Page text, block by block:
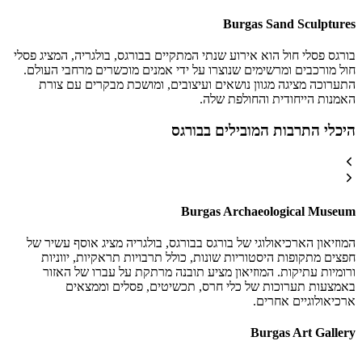
Burgas Sand Sculptures
בורגס פסלי חול הוא אירוע שנתי המתקיים בבורגס, בולגריה, המציג פסלי
חול מורכבים ומרשימים שנוצרו על ידי אמנים מוכשרים מרחבי העולם.
התערוכה מציגה מגוון נושאים ועיצובים, ומושכת מבקרים עם צורת
האמנות הייחודית והחולפת שלה.
היכלי התרבות המובילים בבורגס
Burgas Archaeological Museum
המוזיאון הארכיאולוגי של בורגס בבורגס, בולגריה מציג אוסף עשיר של
חפצים מתקופות היסטוריות שונות, כולל תרבויות תראקיות, יווניות
ורומיות עתיקות. המוזיאון מציע תובנה מרתקת על עברו של האזור
באמצעות תערוכות של כלי חרס, תכשיטים, פסלים וממצאים
ארכיאולוגיים אחרים.
Burgas Art Gallery